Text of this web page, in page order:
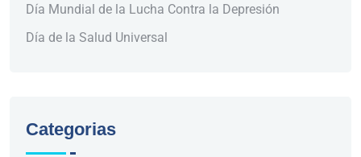
Día Mundial de la Lucha Contra la Depresión
Día de la Salud Universal
Categorias